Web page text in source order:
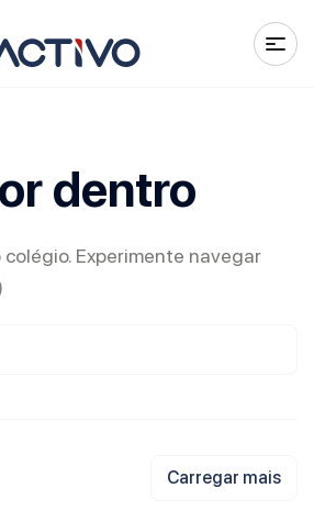
dentro
Experimente navegar
Carregar mais